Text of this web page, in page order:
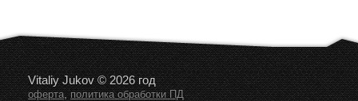
Vitaliy Jukov © 2026 год
оферта,политика обработки ПД